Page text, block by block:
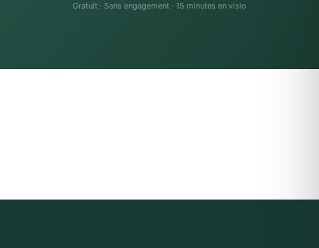
Gratuit · Sans engagement · 15 minutes en visio